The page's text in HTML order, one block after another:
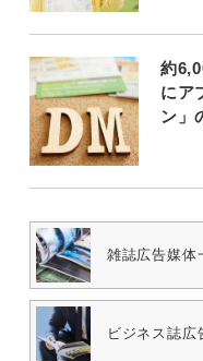
約
にア
ン」
雑誌広告媒体
ビジネス誌広